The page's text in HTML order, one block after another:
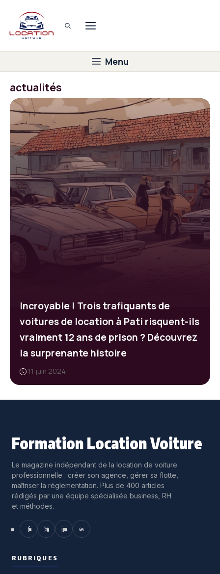
contenu
Menu
Menu
actualités
Incroyable ! Trois trafiquants de
voitures de location à Pati risquent-ils
vraiment 12 ans de prison ? Découvrez
la surprenante histoire
11 juin 2024
Formation Location Voiture
Le magazine indépendant de la location de voiture
professionnelle : créer son agence, gérer sa flotte,
maîtriser la réglementation. Plus de 400 articles
rédigés par une équipe spécialisée business, RH
et méthodes.
f 𝕏 in ≋
RUBRIQUES